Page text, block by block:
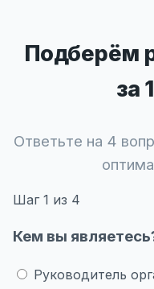
Подберём
за
Ответьте на 4
Шаг 1 из 4
Кем вы
Руководитель